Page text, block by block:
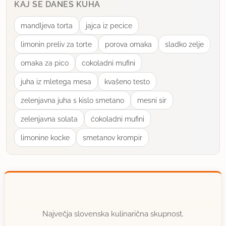
1.7.2008 ob 21:55
Ja res je...sem imela v glavi bakalar ko sem pisala
tale recept! Najbrz se to zgodi kdaj pa kdaj vsem
dvo in vec jezicnim! Se opravicujem! Upam da vam
bo recept usec! Meni je pac vsec ker je
drugacen...tako da ni vedno enako na mizi!Tale link
je pa tudi prav zanimiv ...me malo spominja na moj
drugi recept bakalar na brudet. Amapk ima se
cebulo in se je s polento...mnajm! Moram sprobat!!
Gringa
KAJ SE DANES KUHA
mandljeva torta jajca iz pecice
limonin preliv za torte porova omaka sladko zelje
omaka za pico cokoladni mufini
juha iz mletega mesa kvašeno testo
zelenjavna juha s kislo smetano mesni sir
zelenjavna solata ćokoladni mufini
limonine kocke smetanov krompir
Največja slovenska kulinarična skupnost.